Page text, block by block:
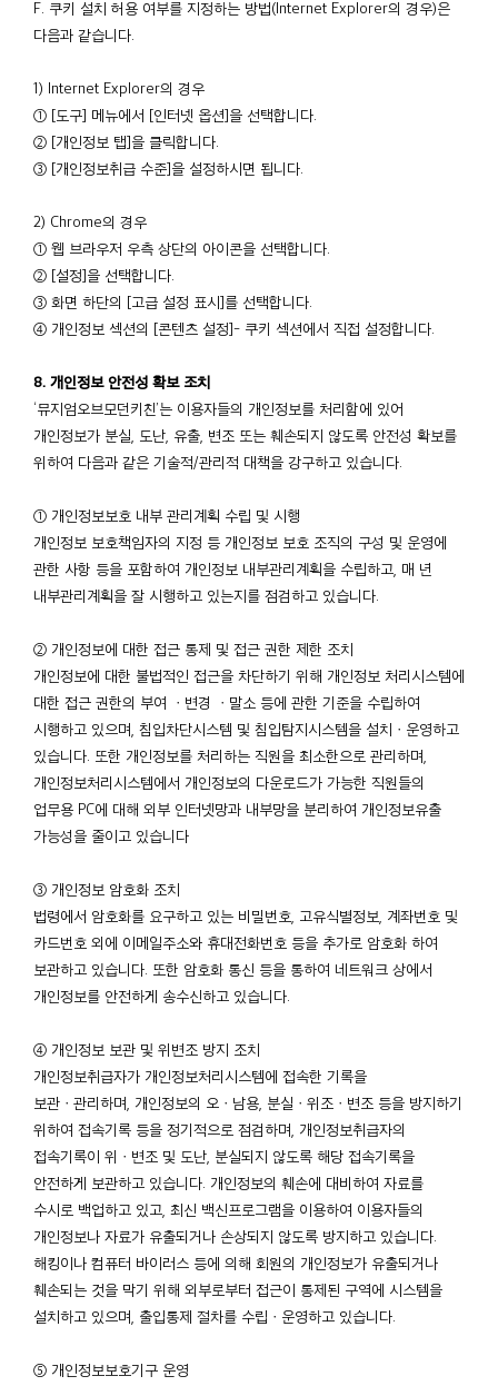
F. 쿠키 설치 허용 여부를 지정하는 방법(Internet Explorer의 경우)은
다음과 같습니다.
1) Internet Explorer의 경우
① [도구] 메뉴에서 [인터넷 옵션]을 선택합니다.
② [개인정보 탭]을 클릭합니다.
③ [개인정보취급 수준]을 설정하시면 됩니다.
2) Chrome의 경우
① 웹 브라우저 우측 상단의 아이콘을 선택합니다.
② [설정]을 선택합니다.
③ 화면 하단의 [고급 설정 표시]를 선택합니다.
④ 개인정보 섹션의 [콘텐츠 설정]- 쿠키 섹션에서 직접 설정합니다.
8. 개인정보 안전성 확보 조치
‘뮤지엄오브모던키친’는 이용자들의 개인정보를 처리함에 있어
개인정보가 분실, 도난, 유출, 변조 또는 훼손되지 않도록 안전성 확보를
위하여 다음과 같은 기술적/관리적 대책을 강구하고 있습니다.
① 개인정보보호 내부 관리계획 수립 및 시행
개인정보 보호책임자의 지정 등 개인정보 보호 조직의 구성 및 운영에
관한 사항 등을 포함하여 개인정보 내부관리계획을 수립하고, 매 년
내부관리계획을 잘 시행하고 있는지를 점검하고 있습니다.
② 개인정보에 대한 접근 통제 및 접근 권한 제한 조치
개인정보에 대한 불법적인 접근을 차단하기 위해 개인정보 처리시스템에
대한 접근 권한의 부여 ㆍ변경 ㆍ말소 등에 관한 기준을 수립하여
시행하고 있으며, 침입차단시스템 및 침입탐지시스템을 설치ㆍ운영하고
있습니다. 또한 개인정보를 처리하는 직원을 최소한으로 관리하며,
개인정보처리시스템에서 개인정보의 다운로드가 가능한 직원들의
업무용 PC에 대해 외부 인터넷망과 내부망을 분리하여 개인정보유출
가능성을 줄이고 있습니다
③ 개인정보 암호화 조치
법령에서 암호화를 요구하고 있는 비밀번호, 고유식별정보, 계좌번호 및
카드번호 외에 이메일주소와 휴대전화번호 등을 추가로 암호화 하여
보관하고 있습니다. 또한 암호화 통신 등을 통하여 네트워크 상에서
개인정보를 안전하게 송수신하고 있습니다.
④ 개인정보 보관 및 위변조 방지 조치
개인정보취급자가 개인정보처리시스템에 접속한 기록을
보관ㆍ관리하며, 개인정보의 오ㆍ남용, 분실ㆍ위조ㆍ변조 등을 방지하기
위하여 접속기록 등을 정기적으로 점검하며, 개인정보취급자의
접속기록이 위ㆍ변조 및 도난, 분실되지 않도록 해당 접속기록을
안전하게 보관하고 있습니다. 개인정보의 훼손에 대비하여 자료를
수시로 백업하고 있고, 최신 백신프로그램을 이용하여 이용자들의
개인정보나 자료가 유출되거나 손상되지 않도록 방지하고 있습니다.
해킹이나 컴퓨터 바이러스 등에 의해 회원의 개인정보가 유출되거나
훼손되는 것을 막기 위해 외부로부터 접근이 통제된 구역에 시스템을
설치하고 있으며, 출입통제 절차를 수립ㆍ운영하고 있습니다.
⑤ 개인정보보호기구 운영